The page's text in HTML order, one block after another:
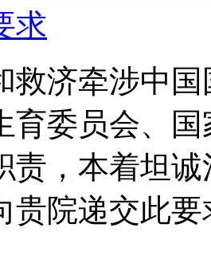
求
救济牵涉中
育委员会、
责，本着坦
贵院递交此要